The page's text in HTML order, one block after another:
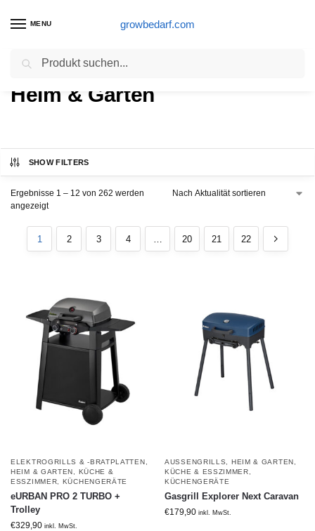
MENU growbedarf.com
Start Heim & Garten
Heim & Garten
SHOW FILTERS
Ergebnisse 1 – 12 von 262 werden
angezeigt
1 2 3 4 … 20 21 22
ELEKTROGRILLS & -BRATPLATTEN
HEIM & GARTEN
KÜCHE &
ESSZIMMER
KÜCHENGERÄTE
eURBAN PRO 2 TURBO +
Trolley
€329,90 inkl. MwSt.
AUSSENGRILLS HEIM & GARTEN
KÜCHE & ESSZIMMER
KÜCHENGERÄTE
Gasgrill Explorer Next Caravan
€179,90 inkl. MwSt.